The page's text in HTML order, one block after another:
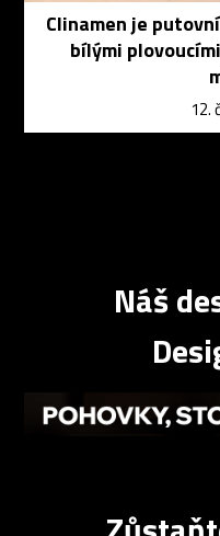
Clinamen je
bílými
12.
Náš